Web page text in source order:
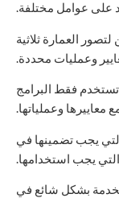
على عوامل مختلفة.
العمارة ثلاثية
وعمليات محددة.
فقط البرامج
معاييرها وعملياتها.
يجب تضمينها في
يجب استخدامها.
بشكل شائع في